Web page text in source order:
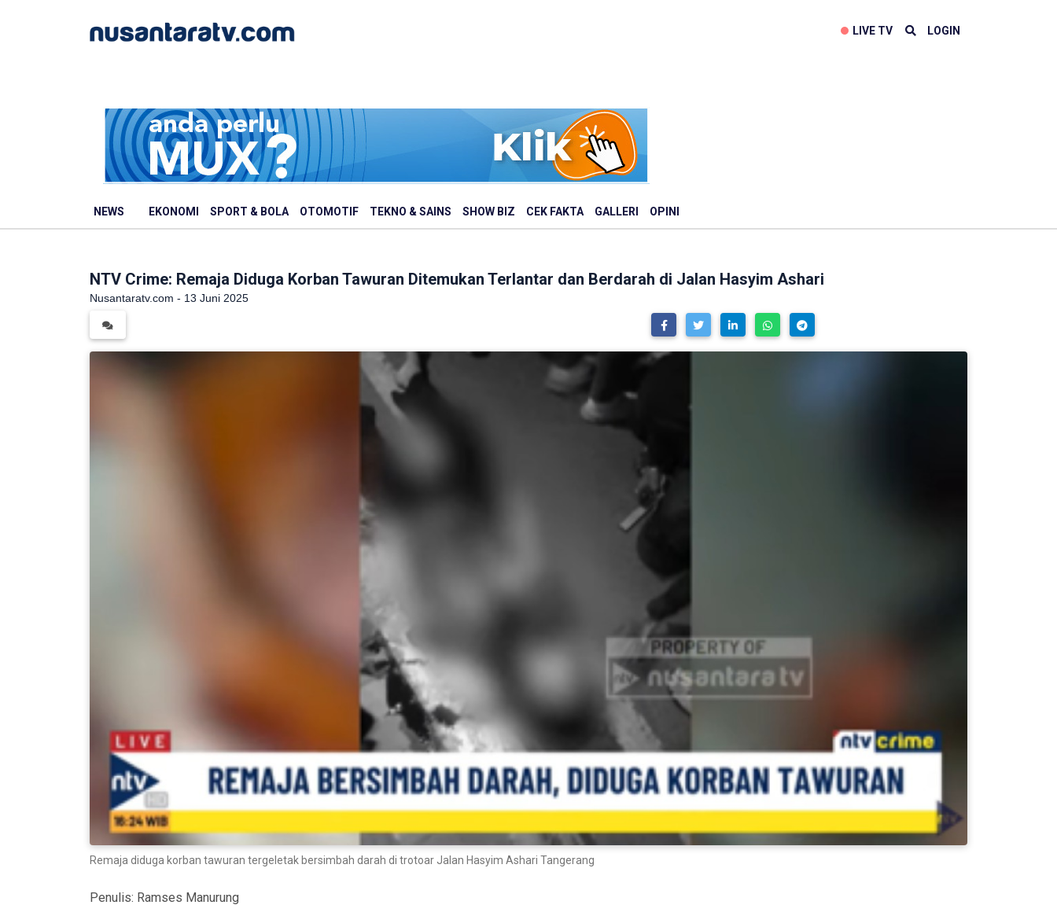
LIVE TV LOGIN
NEWS EKONOMI SPORT & BOLA OTOMOTIF TEKNO & SAINS SHOW BIZ CEK FAKTA GALLERI OPINI
NTV Crime: Remaja Diduga Korban Tawuran Ditemukan Terlantar dan Berdarah di Jalan Hasyim Ashari
Nusantaratv.com - 13 Juni 2025
Remaja diduga korban tawuran tergeletak bersimbah darah di trotoar Jalan Hasyim Ashari Tangerang
Penulis: Ramses Manurung